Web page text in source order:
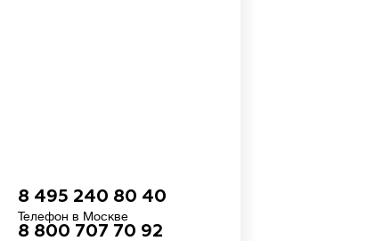
8 495 240 80 40
Телефон в Москве
8 800 707 70 92